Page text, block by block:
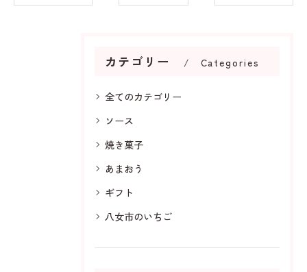
カテゴリー Categories
全てのカテゴリー
ソース
焼き菓子
あまおう
ギフト
八女市のいちご